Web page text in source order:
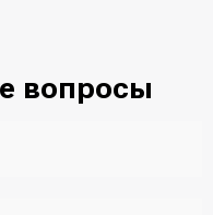
вопросы